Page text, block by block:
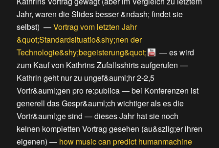
Jahr, waren die Slides besser &ndash; findet sie
selbst) —Vortrag vom letzten Jahr
&quot;Standardsituatio&shy;nen der
Technologie&shy;begeisterung&quot;
—es wird
zum Kauf von Kathrins Zufallsshirts aufgerufen —
Kathrin geht nur zu ungef&auml;hr 2-2,5
Vortr&auml;gen pro re:publica—bei Konferenzen ist
generell das Gespr&auml;ch wichtiger als es die
Vortr&auml;ge sind —dieses Jahr hat sie noch
keinen kompletten Vortrag gesehen (au&szlig;er ihren
eigenen) — how music can predict humanmachine